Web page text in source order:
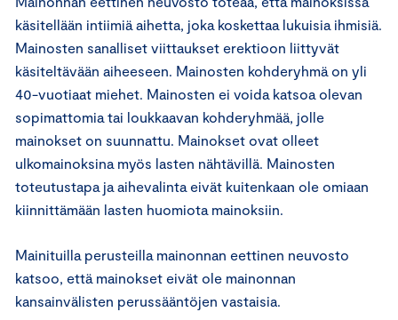
käsitellään intiimiä aihetta, joka koskettaa lukuisia ihmisiä.
Mainosten sanalliset viittaukset erektioon liittyvät
käsiteltävään aiheeseen. Mainosten kohderyhmä on yli
40-vuotiaat miehet. Mainosten ei voida katsoa olevan
sopimattomia tai loukkaavan kohderyhmää, jolle
mainokset on suunnattu. Mainokset ovat olleet
ulkomainoksina myös lasten nähtävillä. Mainosten
toteutustapa ja aihevalinta eivät kuitenkaan ole omiaan
kiinnittämään lasten huomiota mainoksiin.
Mainituilla perusteilla mainonnan eettinen neuvosto
katsoo, että mainokset eivät ole mainonnan
kansainvälisten perussääntöjen vastaisia.